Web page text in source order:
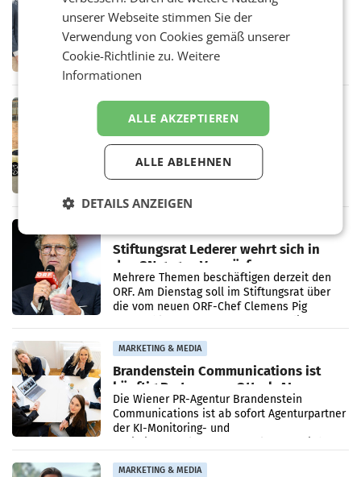
Alles bereit für den Wechsel: Jürgen
Albrecht setzt ab 1.1.2027 auf Adeg
WIENER NEUDORF. – Die geplante
Zusammenarbeit zwischen Adeg und dem
Vorarlberger Kaufmann Jürgen Albrecht ist
kartellrechtlich freigegeben: Die
Bundeskartellanwalt
Rekordergebnis im Juli: Leapmotor
verdoppelt Auslieferungen und
überschreitet die 100.000er-Marke
– Im Juli 2026 erreichte Leapmotor einen
wichtigen Meilenstein und lieferte weltweit
Ergebnis gegenüber Juli 2025 mehr als
Stiftungsrat Lederer wehrt sich in
den SN gegen Vorwürfe
Mehrere Themen beschäftigen derzeit den
ORF. Am Dienstag soll im Stiftungsrat über
die vom neuen ORF-Chef Clemens Pig
MARKETING & MEDIA
Brandenstein Communications ist
künftig Partner von OtterlyAI
Die Wiener PR-Agentur Brandenstein
Communications ist ab sofort Agenturpartner
der KI-Monitoring- und
MARKETING & MEDIA
unserer Webseite stimmen Sie der
Verwendung von Cookies gemäß unserer
Cookie-Richtlinie zu.Weitere
Informationen
ALLE AKZEPTIEREN
ALLE ABLEHNEN
DETAILS ANZEIGEN